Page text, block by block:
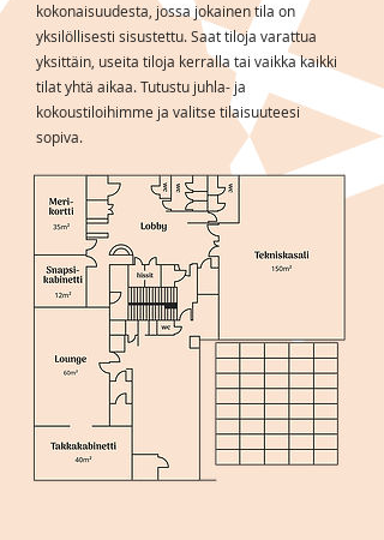
kokonaisuudesta, jossa jokainen tila on
yksilöllisesti sisustettu. Saat tiloja varattua
yksittäin, useita tiloja kerralla tai vaikka kaikki
tilat yhtä aikaa. Tutustu juhla- ja
kokoustiloihimme ja valitse tilaisuuteesi
sopiva.